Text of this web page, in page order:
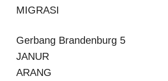
MIGRASI
Gerbang Brandenburg 5
JANUR
ARANG